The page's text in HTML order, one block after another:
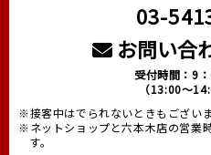
03-
お問い合
受付時間：9
（13:00～
※接客中はでられないときもございま
※ネットショップと六本木店の営業
す。